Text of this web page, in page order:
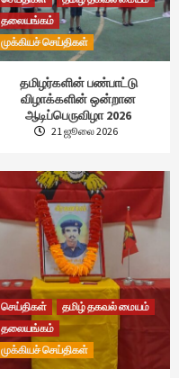
தலையங்கம்
முக்கியச் செய்திகள்
தமிழர்களின் பண்பாட்டு
விழாக்களின் ஒன்றான
ஆடிப்பெருவிழா 2026
21 ஜூலை 2026
செய்திகள்
தமிழ் தகவல் மையம்
தலையங்கம்
முக்கியச் செய்திகள்